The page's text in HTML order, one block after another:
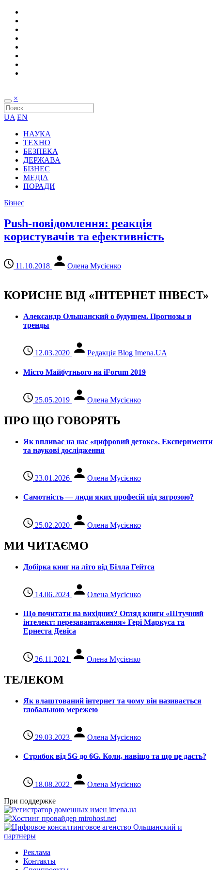
×
UA EN
НАУКА
ТЕХНО
БЕЗПЕКА
ДЕРЖАВА
БІЗНЕС
МЕДІА
ПОРАДИ
Бізнес
Push-повідомлення: реакція
користувачів та ефективність
11.10.2018 Олена Мусієнко
КОРИСНЕ ВІД «ІНТЕРНЕТ ІНВЕСТ»
Александр Ольшанский о будущем. Прогнозы и
тренды
12.03.2020 Редакція Blog Imena.UA
Місто Майбутнього на iForum 2019
25.05.2019 Олена Мусієнко
ПРО ЩО ГОВОРЯТЬ
Як впливає на нас «цифровий детокс». Експерименти
та наукові дослідження
23.01.2026 Олена Мусієнко
Самотність — люди яких професій під загрозою?
25.02.2020 Олена Мусієнко
МИ ЧИТАЄМО
Добірка книг на літо від Білла Гейтса
14.06.2024 Олена Мусієнко
Що почитати на вихідних? Огляд книги «Штучний
інтелект: перезавантаження» Гері Маркуса та
Ернеста Девіса
26.11.2021 Олена Мусієнко
ТЕЛЕКОМ
Як влаштований інтернет та чому він називається
глобальною мережею
29.03.2023 Олена Мусієнко
Стрибок від 5G до 6G. Коли, навіщо та що це даcть?
18.08.2022
Олена Мусієнко
При поддержке
Реклама
Контакты